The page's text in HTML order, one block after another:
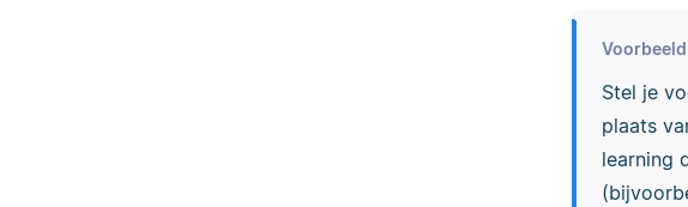
Stel je
plaats
learning